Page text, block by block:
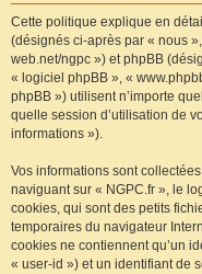
Cette politique explique en
(désignés ci-après par « nous
web.net/ngpc ») et phpBB
« logiciel phpBB », «
phpBB ») utilisent n’importe
quelle session d’utilisation de
informations »).
Vos informations sont
naviguant sur « NGPC.fr », le
cookies, qui sont des petits
temporaires du navigateur
cookies ne contiennent qu’un
« user-id ») et un identifiant de